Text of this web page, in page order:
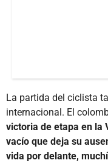
La partida del ciclista
internacional. El
victoria de etapa en la
vacío que deja su
vida por delante,